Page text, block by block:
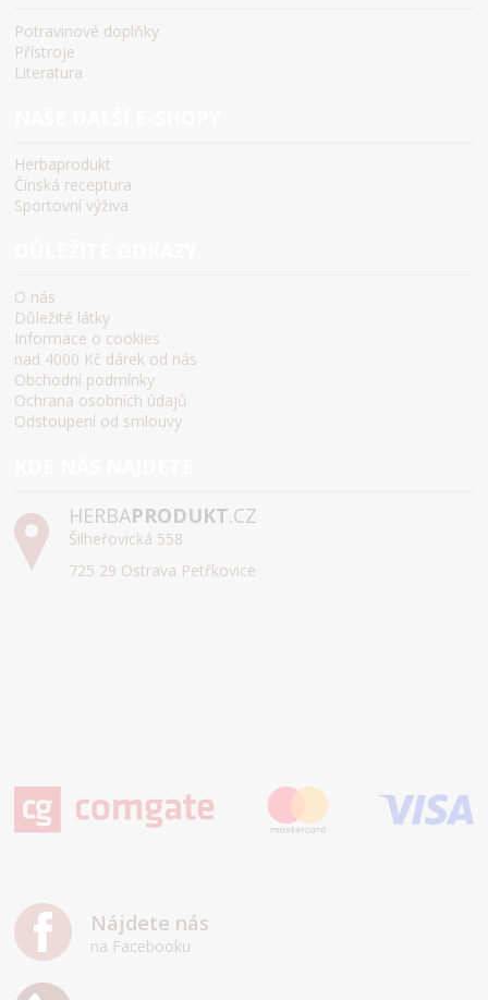
Potravinové doplňky
Přístroje
Literatura
Herbaprodukt
Čínská receptura
Sportovní výživa
O nás
Důležité látky
Informace o cookies
nad 4000 Kč dárek od nás
Obchodní podmínky
Ochrana osobních údajů
Odstoupení od smlouvy
HERBAPRODUKT.CZ
Šilheřovická 558
725 29 Ostrava Petřkovice
Nájdete nás
na Facebooku